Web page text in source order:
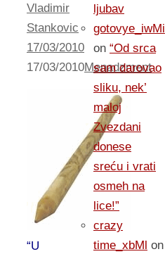
Vladimir
Stankovic
17/03/2010
17/03/2010Menadzment
“U
ljubav
gotovye_iwMi
on “Od srca
sam darovao
sliku, nek’
maloj
Zvezdani
donese
sreću i vrati
osmeh na
lice!”
crazy
time_xbMl on